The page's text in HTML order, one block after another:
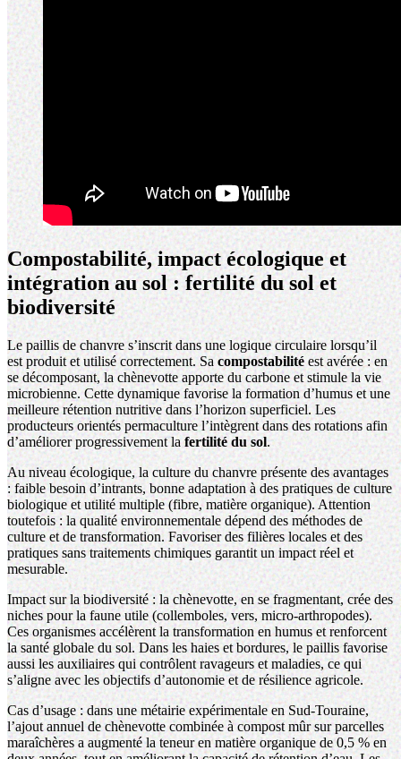
Compostabilité, impact écologique et
intégration au sol : fertilité du sol et
biodiversité
Le paillis de chanvre s’inscrit dans une logique circulaire lorsqu’il
est produit et utilisé correctement. Sa compostabilité est avérée : en
se décomposant, la chènevotte apporte du carbone et stimule la vie
microbienne. Cette dynamique favorise la formation d’humus et une
meilleure rétention nutritive dans l’horizon superficiel. Les
producteurs orientéspermaculturel’intègrent dans des rotations afin
d’améliorer progressivement lafertilité du sol.
Au niveau écologique, la culture du chanvre présente des avantages
: faible besoin d’intrants, bonne adaptation à des pratiques de culture
biologique et utilité multiple (fibre, matière organique). Attention
toutefois : la qualité environnementale dépend des méthodes de
culture et de transformation. Favoriser des filières locales et des
pratiques sans traitements chimiques garantit un impact réel et
mesurable.
Impact sur la biodiversité : la chènevotte, en se fragmentant, crée des
niches pour la faune utile (collemboles, vers, micro-arthropodes).
Ces organismes accélèrent la transformation en humus et renforcent
la santé globale du sol. Dans les haies et bordures, le paillis favorise
aussi les auxiliaires qui contrôlent ravageurs et maladies, ce qui
s’aligne avec les objectifs d’autonomie et de résilience agricole.
Cas d’usage : dans une métairie expérimentale en Sud-Touraine,
l’ajout annuel de chènevotte combinée à compost mûr sur parcelles
maraîchères a augmenté la teneur en matière organique de 0,5 % en